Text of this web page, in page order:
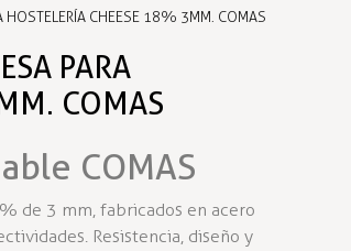
HOSTELERÍA CHEESE 18% 3MM. COMAS
PARA
COMAS
COMAS
de 3 mm, fabricados en acero
Resistencia, diseño y